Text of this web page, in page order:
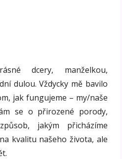
dcery, manželkou,
dulou. Vždycky mě bavilo
jak fungujeme – my/naše
se o přirozené porody,
jakým přicházíme
kvalitu našeho života, ale